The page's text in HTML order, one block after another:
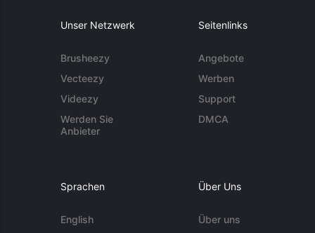
Unser Netzwerk
Brusheezy
Vecteezy
Videezy
Werden Sie
Anbieter
Seitenlinks
Angebote
Werben
Support
DMCA
Sprachen
English
Über Uns
Über uns